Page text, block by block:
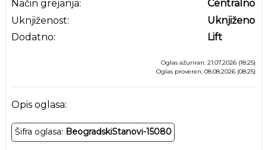
Način grejanja:
Uknjiženost:
Dodatno:
Centralno
Uknjiženo
Lift
Oglas ažuriran: 21.07.2026 (18:25)
Oglas proveren: 08.08.2026 (08:25)
Opis oglasa:
Šifra oglasa: BeogradskiStanovi-15080